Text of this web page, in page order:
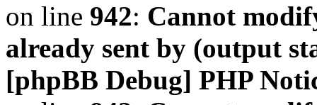
on line 942: Cannot
already sent by (output
[phpBB Debug] PHP